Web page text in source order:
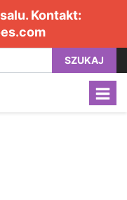
Kontakt:
SZUKAJ